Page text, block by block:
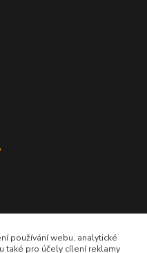
používání webu, analytické
také pro účely cílení reklamy